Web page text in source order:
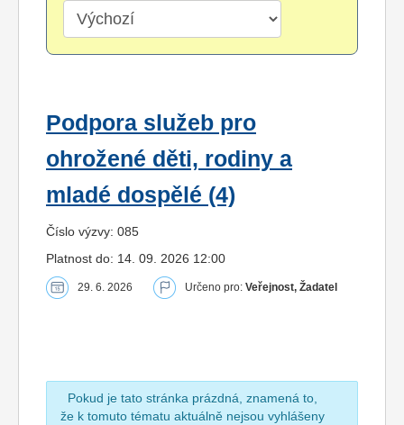
Podpora služeb pro
ohrožené děti, rodiny a
mladé dospělé (4)
Číslo výzvy: 085
Platnost do: 14. 09. 2026 12:00
29. 6. 2026 Určeno pro: Veřejnost, Žadatel
Pokud je tato stránka prázdná, znamená to,
že k tomuto tématu aktuálně nejsou vyhlášeny